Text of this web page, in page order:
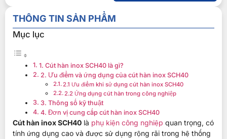
THÔNG TIN SẢN PHẨM
Mục lục
1. Cút hàn inox SCH40 là gì?
2. Ưu điểm và ứng dụng của cút hàn inox SCH40
2.1 Ưu điểm khi sử dụng cút hàn inox SCH40
2.2 Ứng dụng cút hàn trong công nghiệp
3. Thông số kỹ thuật
4. Đơn vị cung cấp cút hàn inox SCH40
Cút hàn inox SCH40 là phụ kiện công nghiệp quan trọng, có
tính ứng dụng cao và được sử dụng rộng rãi trong hệ thống